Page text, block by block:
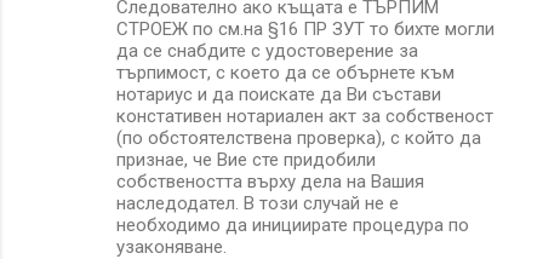
Следователно ако къщата е ТЪРПИМ
СТРОЕЖ по см.на §16 ПР ЗУТ то бихте могли
да се снабдите с удостоверение за
търпимост, с което да се обърнете към
нотариус и да поискате да Ви състави
констативен нотариален акт за собственост
(по обстоятелствена проверка), с който да
признае, че Вие сте придобили
собствеността върху дела на Вашия
наследодател. В този случай не е
необходимо да инициирате процедура по
узаконяване.